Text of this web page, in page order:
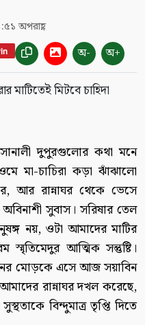
অপরাহ্ণ
অ- অ+
দুপুরগুলোর কথা মনে
মা-চাচিরা কড়া ঝাঁঝালো
আর রান্নাঘর থেকে ভেসে
সুবাস। সরিষার তেল
নয়, ওটা আমাদের মাটির
আত্মিক সন্তুষ্টি।
মোড়কে এসে আজ সয়াবিন
রান্নাঘর দখল করেছে,
বিন্দুমাত্র তৃপ্তি দিতে